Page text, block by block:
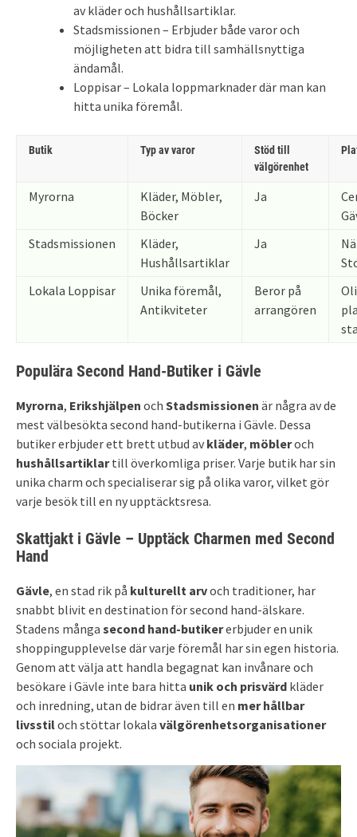
av kläder och hushållsartiklar.
Stadsmissionen – Erbjuder både varor och
möjligheten att bidra till samhällsnyttiga
ändamål.
Loppisar – Lokala loppmarknader där man kan
hitta unika föremål.
Butik Typ av varor
Stöd till
välgörenhet
Myrorna
Kläder, Möbler,
Böcker
Ja
Stadsmissionen
Kläder,
Hushållsartiklar
Ja
Lokala Loppisar
Unika föremål,
Antikviteter
Beror på
arrangören
Populära Second Hand-Butiker i Gävle
Myrorna, Erikshjälpen och Stadsmissionen är några av de
mest välbesökta second hand-butikerna i Gävle. Dessa
butiker erbjuder ett brett utbud av kläder, möbleroch
hushållsartiklartill överkomliga priser. Varje butik har sin
unika charm och specialiserar sig på olika varor, vilket gör
varje besök till en ny upptäcktsresa.
Skattjakt i Gävle – Upptäck Charmen med Second
Hand
Gävle, en stad rik på kulturellt arvoch traditioner, har
snabbt blivit en destination för second hand-älskare.
Stadens många second hand-butikererbjuder en unik
shoppingupplevelse där varje föremål har sin egen historia.
Genom att välja att handla begagnat kan invånare och
besökare i Gävle inte bara hitta unik och prisvärd kläder
och inredning, utan de bidrar även till en mer hållbar
livsstiloch stöttar lokala välgörenhetsorganisationer
och sociala projekt.